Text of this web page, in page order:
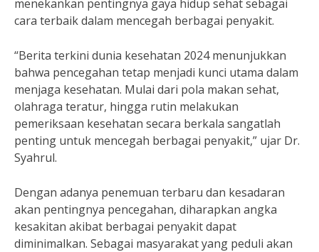
menekankan pentingnya gaya hidup sehat sebagai
cara terbaik dalam mencegah berbagai penyakit.
“Berita terkini dunia kesehatan 2024 menunjukkan
bahwa pencegahan tetap menjadi kunci utama dalam
menjaga kesehatan. Mulai dari pola makan sehat,
olahraga teratur, hingga rutin melakukan
pemeriksaan kesehatan secara berkala sangatlah
penting untuk mencegah berbagai penyakit,” ujar Dr.
Syahrul.
Dengan adanya penemuan terbaru dan kesadaran
akan pentingnya pencegahan, diharapkan angka
kesakitan akibat berbagai penyakit dapat
diminimalkan. Sebagai masyarakat yang peduli akan